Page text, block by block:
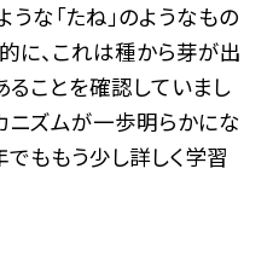
な「たね」のようなもの
に、これは種から芽が出
ることを確認していまし
ニズムが一歩明らかにな
でももう少し詳しく学習